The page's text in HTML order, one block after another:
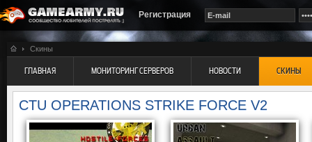
Регистрация
Скины
ГЛАВНАЯ МОНИТОРИНГ СЕРВЕРОВ НОВОСТИ СКИНЫ
CTU OPERATIONS STRIKE FORCE V2